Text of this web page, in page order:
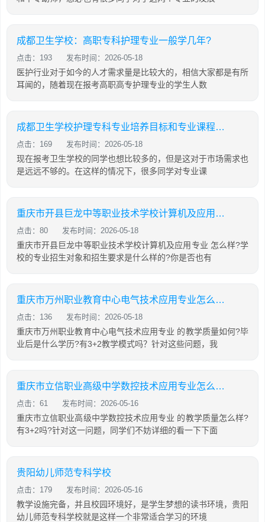
成都卫生学校：高职专科护理专业一般学几年?
点击：193 发布时间：2026-05-18
医护行业对于如今的人才需求量是比较大的，相信大家都是有所
耳闻的，随着现在报考高职高专护理专业的学生人数
成都卫生学校护理专科专业培养目标和专业课程怎么样?
点击：169 发布时间：2026-05-18
现在报考卫生学校的同学也想比较多的，但是这对于市场需求也
是远远不够的。在这样的情况下，很多同学对专业课
重庆市开县巨龙中等职业技术学校计算机及应用专业怎么样?
点击：80 发布时间：2026-05-18
重庆市开县巨龙中等职业技术学校计算机及应用专业 怎么样?学
校的专业招生对象和招生要求是什么样的?你是否也有
重庆市万州职业教育中心电气技术应用专业怎么样?
点击：136 发布时间：2026-05-18
重庆市万州职业教育中心电气技术应用专业 的教学质量如何?毕
业后是什么学历?有3+2教学模式吗？针对这些问题，我
重庆市立信职业高级中学数控技术应用专业怎么样?
点击：61 发布时间：2026-05-16
重庆市立信职业高级中学数控技术应用专业 的教学质量怎么样?
有3+2吗?针对这一问题，同学们不妨详细的看一下下面
贵阳幼儿师范专科学校
点击：179 发布时间：2026-05-16
教学设施完备，并且校园环境好，是学生梦想的读书环境，贵阳
幼儿师范专科学校就是这样一个非常适合学习的环境